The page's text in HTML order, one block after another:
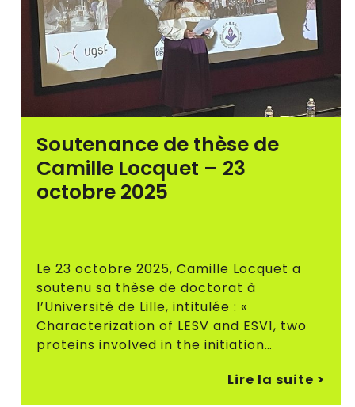
Soutenance de thèse de
Camille Locquet – 23
octobre 2025
Le 23 octobre 2025, Camille Locquet a
soutenu sa thèse de doctorat à
l’Université de Lille, intitulée : «
Characterization of LESV and ESV1, two
proteins involved in the initiation…
Lire la suite >